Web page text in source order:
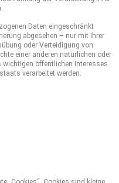
Daten eingeschränkt
abgesehen – nur mit Ihrer
oder Verteidigung von
einer anderen natürlichen oder
wichtigen öffentlichen Interesses
verarbeitet werden.